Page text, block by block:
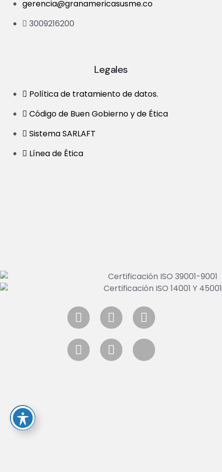
gerencia@granamericasusme.co
3009216200
Legales
Política de tratamiento de datos.
Código de Buen Gobierno y de Ética
Sistema SARLAFT
Línea de Ética